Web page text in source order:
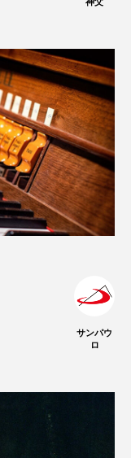
サンパウ
ロ